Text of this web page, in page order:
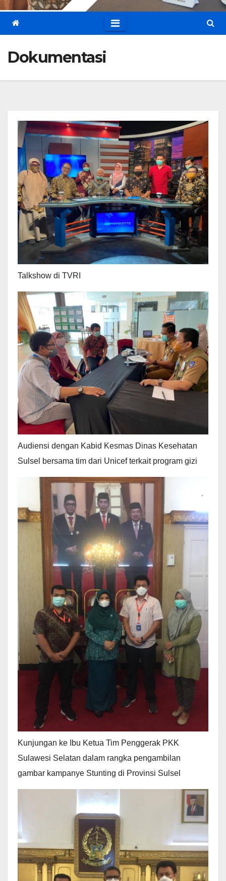
Dokumentasi
Talkshow di TVRI
Audiensi dengan Kabid Kesmas Dinas Kesehatan
Sulsel bersama tim dari Unicef terkait program gizi
Kunjungan ke Ibu Ketua Tim Penggerak PKK
Sulawesi Selatan dalam rangka pengambilan
gambar kampanye Stunting di Provinsi Sulsel